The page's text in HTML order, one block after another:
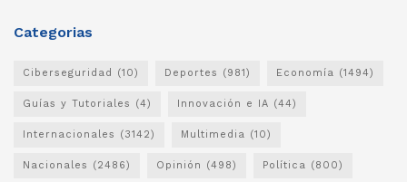
Categorias
Ciberseguridad (10) Deportes (981) Economía (1494)
Guías y Tutoriales (4) Innovación e IA (44)
Internacionales (3142) Multimedia (10)
Nacionales (2486) Opinión (498) Política (800)